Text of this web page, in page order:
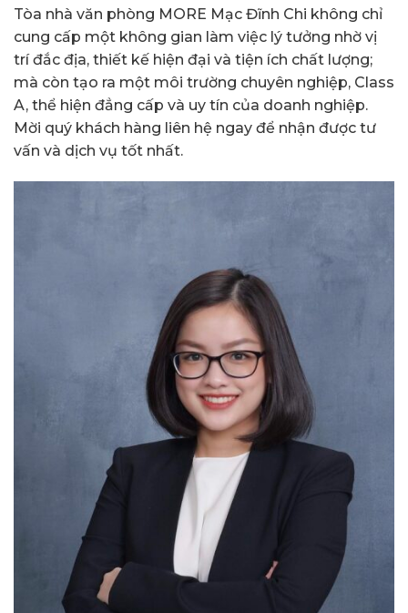
Tòa nhà văn phòng MORE Mạc Đĩnh Chi không chỉ
cung cấp một không gian làm việc lý tưởng nhờ vị
trí đắc địa, thiết kế hiện đại và tiện ích chất lượng;
mà còn tạo ra một môi trường chuyên nghiệp, Class
A, thể hiện đẳng cấp và uy tín của doanh nghiệp.
Mời quý khách hàng liên hệ ngay để nhận được tư
vấn và dịch vụ tốt nhất.